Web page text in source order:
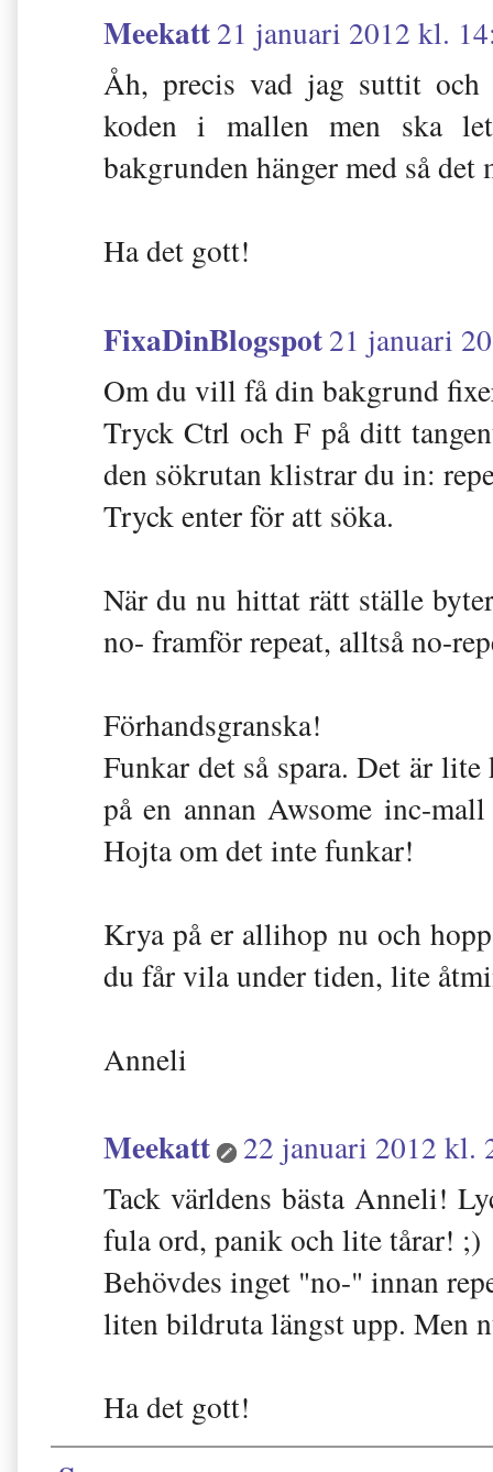
Meekatt21 januari 2012 kl.
Åh, precis vad jag suttit
koden i mallen men ska
bakgrunden hänger med så
Ha det gott!
FixaDinBlogspot21 januari
Om du vill få din bakgrund
Tryck Ctrl och F på ditt
den sökrutan klistrar du in:
Tryck enter för att söka.
När du nu hittat rätt ställe
no- framför repeat, alltså no-
Förhandsgranska!
Funkar det så spara. Det är
på en annan Awsome inc-
Hojta om det inte funkar!
Krya på er allihop nu och
du får vila under tiden, lite
Anneli
Meekatt
22 januari 2012 kl.
Tack världens bästa Anneli!
fula ord, panik och lite tårar! ;)
Behövdes inget "no-" innan
liten bildruta längst upp. Men
Ha det gott!